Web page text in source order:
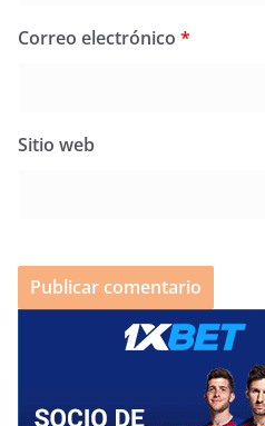
Correo electrónico *
Sitio web